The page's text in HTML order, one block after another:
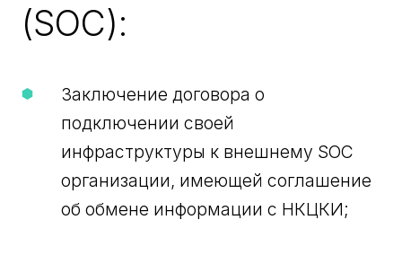
(SOC):
Заключение договора о
подключении своей
инфраструктуры к внешнему SOC
организации, имеющей соглашение
об обмене информации с НКЦКИ;